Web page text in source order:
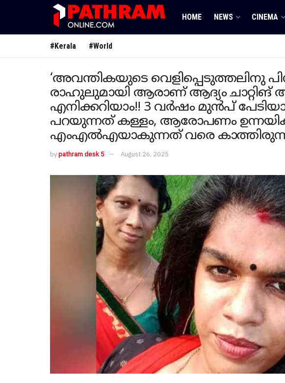
HOME NEWS CINEMA
#Kerala #World
‘അവന്തികയുടെ വെളിപ്പെടുത്തലിനു
രാഹുലുമായി ആരാണ് ആദ്യം ചാറ്റിങ്
എനിക്കറിയാം!! 3 വർഷം മുൻപ്
പറയുന്നത് കള്ളം, ആരോപണം
എംഎൽഎയാകുന്നത് വരെ
bypathram desk 5 August 26, 2025